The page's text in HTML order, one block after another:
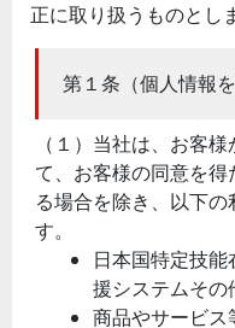
正に取り扱うものとし
第１条（個人情報
（１）当社は、お客
て、お客様の同意を
る場合を除き、以下
す。
日本国特定技
援システムそ
商品やサービス